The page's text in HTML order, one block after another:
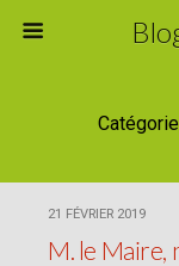
21 FÉVRIER 2019
M. le Maire,